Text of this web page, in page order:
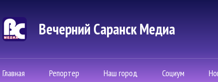
Вечерний Саранск Mедиа
Главная Репортер Наш город Социум